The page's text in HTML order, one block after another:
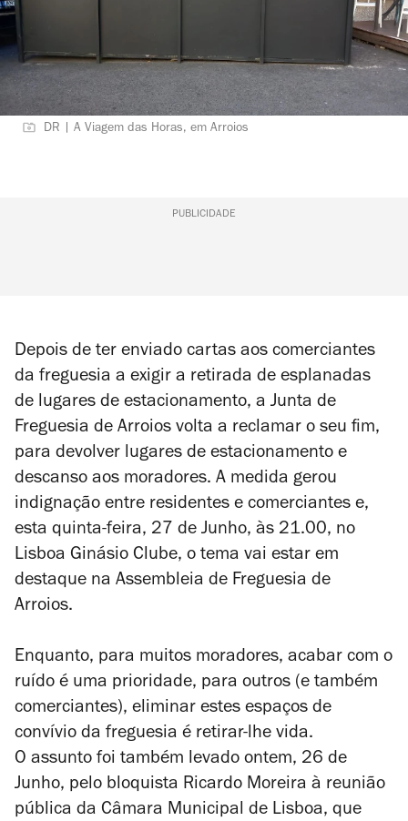
DR | A Viagem das Horas, em Arroios
PUBLICIDADE
Depois de ter enviado cartas aos comerciantes
da freguesia a exigir a retirada de esplanadas
de lugares de estacionamento, a Junta de
Freguesia de Arroios volta a reclamar o seu fim,
para devolver lugares de estacionamento e
descanso aos moradores. A medida gerou
indignação entre residentes e comerciantes e,
esta quinta-feira, 27 de Junho, às 21.00, no
Lisboa Ginásio Clube, o tema vai estar em
destaque na Assembleia de Freguesia de
Arroios.
Enquanto, para muitos moradores, acabar com o
ruído é uma prioridade, para outros (e também
comerciantes), eliminar estes espaços de
convívio da freguesia é retirar-lhe vida.
O assunto foi também levado ontem, 26 de
Junho, pelo bloquista Ricardo Moreira à reunião
pública da Câmara Municipal de Lisboa, que